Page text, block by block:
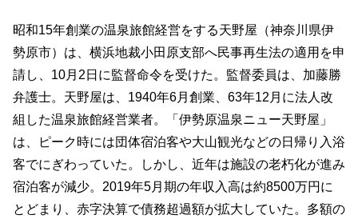
昭和15年創業の温泉旅館経営をする天野屋（神奈川県伊
勢原市）は、横浜地裁小田原支部へ民事再生法の適用を申
請し、10月2日に監督命令を受けた。監督委員は、加藤勝
弁護士。天野屋は、1940年6月創業、63年12月に法人改
組した温泉旅館経営業者。「伊勢原温泉ニュー天野屋」
は、ピーク時には団体宿泊客や大山観光などの日帰り入浴
客でにぎわっていた。しかし、近年は施設の老朽化が進み
宿泊客が減少。2019年5月期の年収入高は約8500万円に
とどまり、赤字決算で債務超過額が拡大していた。多額の